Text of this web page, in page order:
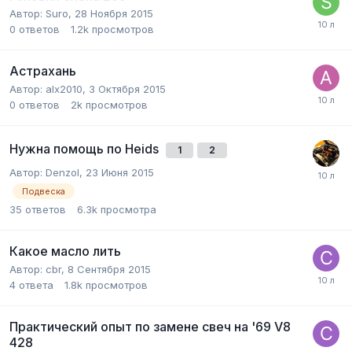
Автор: Suro, 28 Ноября 2015
0 ответов 1.2k просмотров
Астрахань
Автор: alx2010, 3 Октября 2015
0 ответов 2k просмотров
Нужна помощь по Heids 1 2
Автор: Denzol, 23 Июня 2015
Подвеска
35 ответов 6.3k просмотра
Какое масло лить
Автор: cbr, 8 Сентября 2015
4 ответа 1.8k просмотров
Практический опыт по замене свеч на '69 V8
428